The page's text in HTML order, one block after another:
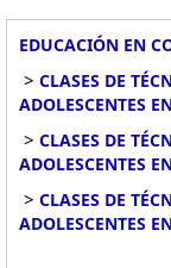
EDUCACIÓN EN
> CLASES DE
ADOLESCENTES
> CLASES DE
ADOLESCENTES
> CLASES DE
ADOLESCENTES